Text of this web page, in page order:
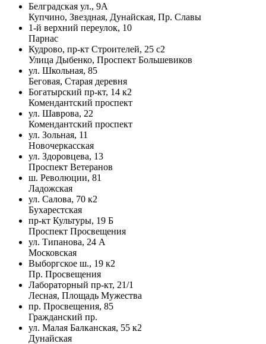
Белградская ул., 9А
Купчино, Звездная, Дунайская, Пр. Славы
1-й верхний переулок, 10
Парнас
Кудрово, пр-кт Строителей, 25 с2
Улица Дыбенко, Проспект Большевиков
ул. Школьная, 85
Беговая, Старая деревня
Богатырский пр-кт, 14 к2
Комендантский проспект
ул. Шаврова, 22
Комендантский проспект
ул. Зольная, 11
Новочеркасская
ул. Здоровцева, 13
Проспект Ветеранов
ш. Революции, 81
Ладожская
ул. Салова, 70 к2
Бухарестская
пр-кт Культуры, 19 Б
Проспект Просвещения
ул. Типанова, 24 А
Московская
Выборгское ш., 19 к2
Пр. Просвещения
Лабораторный пр-кт, 21/1
Лесная, Площадь Мужества
пр. Просвещения, 85
Гражданский пр.
ул. Малая Балканская, 55 к2
Дунайская